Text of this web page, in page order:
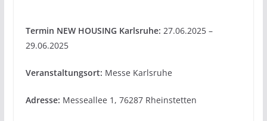
Termin NEW HOUSING Karlsruhe: 27.06.2025 –
29.06.2025
Veranstaltungsort: Messe Karlsruhe
Adresse: Messeallee 1, 76287 Rheinstetten